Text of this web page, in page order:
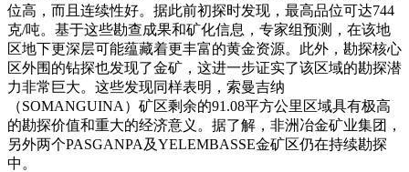
位高，而且连续性好。据此前初探时发现，最高品位可达744
克/吨。基于这些勘查成果和矿化信息，专家组预测，在该地
区地下更深层可能蕴藏着更丰富的黄金资源。此外，勘探核心
区外围的钻探也发现了金矿，这进一步证实了该区域的勘探潜
力非常巨大。这些发现同样表明，索曼吉纳
（SOMANGUINA）矿区剩余的91.08平方公里区域具有极高
的勘探价值和重大的经济意义。据了解，非洲冶金矿业集团，
另外两个PASGANPA及YELEMBASSE金矿区仍在持续勘探
中。